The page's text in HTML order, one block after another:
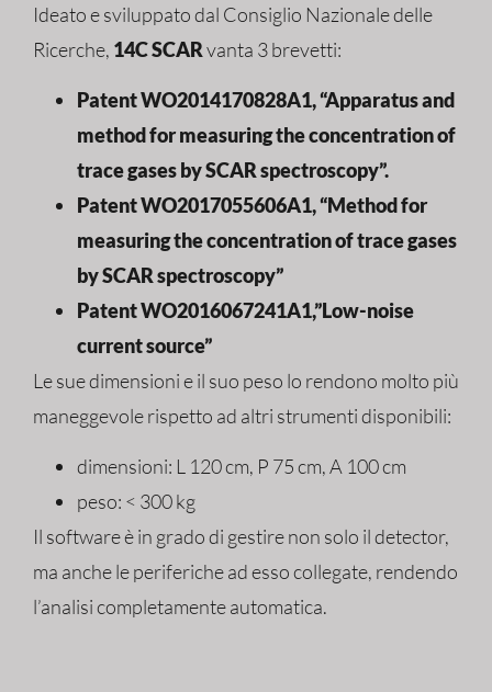
Ideato e sviluppato dal Consiglio Nazionale delle
Ricerche, 14C SCARvanta 3 brevetti:
Patent WO2014170828A1, “Apparatus and
method for measuring the concentration of
trace gases by SCAR spectroscopy”.
Patent WO2017055606A1, “Method for
measuring the concentration of trace gases
by SCAR spectroscopy”
Patent WO2016067241A1,”Low-noise
current source”
Le sue dimensioni e il suo peso lo rendono molto più
maneggevole rispetto ad altri strumenti disponibili:
dimensioni: L 120 cm, P 75 cm, A 100 cm
peso: < 300 kg
Il software è in grado di gestire non solo il detector,
ma anche le periferiche ad esso collegate, rendendo
l’analisi completamente automatica.